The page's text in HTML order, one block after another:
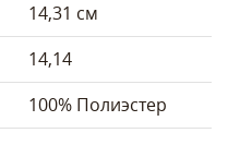
14,31 см
14,14
100% Полиэстер